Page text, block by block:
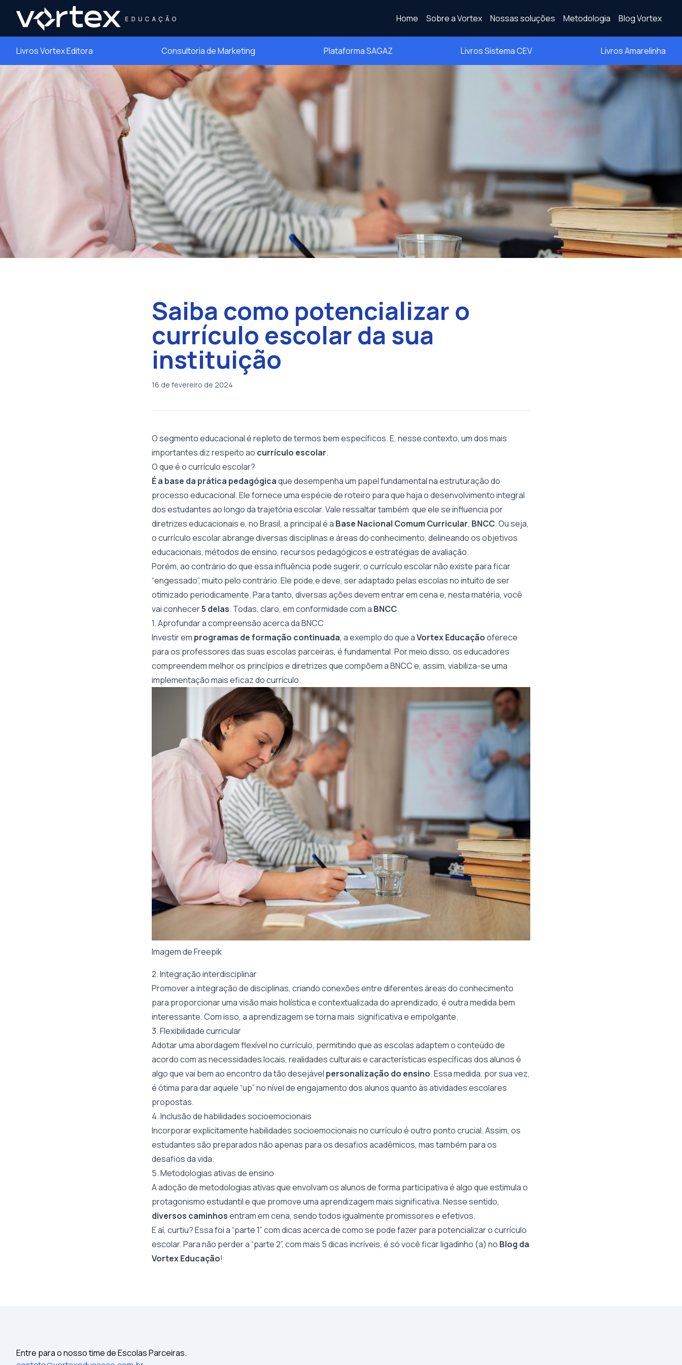
Home Sobre a Vortex Nossas soluções Metodologia Blog Vortex
Livros Vortex Editora Consultoria de Marketing Plataforma SAGAZ Livros Sistema CEV Livros Amarelinha
Saiba como potencializar o
currículo escolar da sua
instituição
16 de fevereiro de 2024
O segmento educacional é repleto de termos bem específicos. E, nesse contexto, um dos mais
importantes diz respeito ao currículo escolar.
O que é o currículo escolar?
É a base da prática pedagógicaque desempenha um papel fundamental na estruturação do
processo educacional. Ele fornece uma espécie de roteiro para que haja o desenvolvimento integral
dos estudantes ao longo da trajetória escolar. Vale ressaltar também que ele se influencia por
diretrizes educacionais e, no Brasil, a principal é a Base Nacional Comum Curricular, BNCC. Ou seja,
o currículo escolar abrange diversas disciplinas e áreas do conhecimento, delineando os objetivos
educacionais, métodos de ensino, recursos pedagógicos e estratégias de avaliação.
Porém, ao contrário do que essa influência pode sugerir, o currículo escolar não existe para ficar
“engessado”, muito pelo contrário. Ele pode,e deve, ser adaptado pelas escolas no intuito de ser
otimizado periodicamente. Para tanto, diversas ações devem entrar em cena e, nesta matéria, você
vai conhecer5 delas. Todas, claro, em conformidade com a BNCC.
1. Aprofundar a compreensão acerca da BNCC
Investir em programas de formação continuada, a exemplo do que aVortex Educaçãooferece
para os professores das suas escolas parceiras, é fundamental. Por meio disso, os educadores
compreendem melhor os princípios e diretrizes que compõem a BNCC e, assim, viabiliza-se uma
implementação mais eficaz do currículo.
Imagem deFreepik
2. Integração interdisciplinar
Promover a integração de disciplinas, criando conexões entre diferentes áreas do conhecimento
para proporcionar uma visão mais holística e contextualizada do aprendizado, é outra medida bem
interessante. Com isso, a aprendizagem se torna mais significativa e empolgante.
3. Flexibilidade curricular
Adotar uma abordagem flexível no currículo, permitindo que as escolas adaptem o conteúdo de
acordo com as necessidades locais, realidades culturais e características específicas dos alunos é
algo que vai bem ao encontro da tão desejável personalização do ensino. Essa medida, por sua vez,
é ótima para dar aquele “up” no nível de engajamento dos alunos quanto às atividades escolares
propostas.
4. Inclusão de habilidades socioemocionais
Incorporar explicitamente habilidades socioemocionais no currículo é outro ponto crucial. Assim, os
estudantes são preparados não apenas para os desafios acadêmicos, mas também para os
desafios da vida.
5. Metodologias ativas de ensino
A adoção de metodologias ativas que envolvam os alunos de forma participativa é algo que estimula o
protagonismo estudantil e que promove uma aprendizagem mais significativa. Nesse sentido,
diversos caminhosentram em cena, sendo todos igualmente promissores e efetivos.
E aí, curtiu? Essa foi a “parte 1” com dicas acerca de como se pode fazer para potencializar o currículo
escolar. Para não perder a “parte 2”, com mais 5 dicas incríveis, é só você ficar ligadinho (a) no Blog da
Vortex Educação!
Entre para o nosso time de Escolas Parceiras.